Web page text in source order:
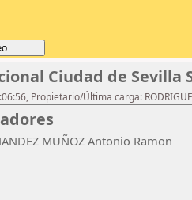
Ciudad de Sevilla
Propietario/Última carga:
MUÑOZ Antonio Ramon